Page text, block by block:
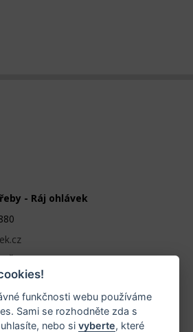
- Ráj ohlávek
CZ 740601140
funkčnosti webu používáme
Sami se rozhodněte zda s
nebo si vyberte, které